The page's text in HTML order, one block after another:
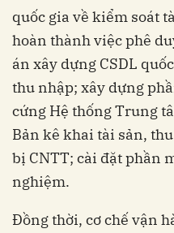
quốc gia về kiểm soát
hoàn thành việc phê
án xây dựng CSDL
thu nhập; xây dựng
cứng Hệ thống Trung
Bản kê khai tài sản,
bị CNTT; cài đặt phần
nghiệm.
Đồng thời, cơ chế vận